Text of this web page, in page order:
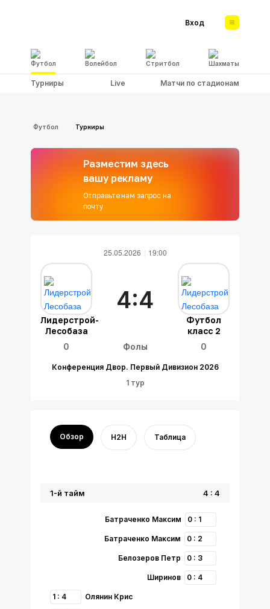
Футбол Волейбол Стритбол Шахматы
Вход
Турниры Live Матчи по стадионам
Футбол Турниры
Разместим здесь
вашу рекламу
Отправьте нам запрос на
почту
25.05.2026 19:00
Лидерстрой-
Лесобаза
Футбол
класс 2
4:4
Конференция Двор. Первый Дивизион 2026
1 тур
Фолы
0 0
Обзор H2H Таблица
0 : 1
Батраченко Максим
0 : 2
Батраченко Максим
0 : 3
Белозеров Петр
0 : 4
Ширинов
1 : 4 Олянин Крис
1-й тайм 4 : 4